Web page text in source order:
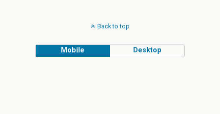
Back to top
Mobile Desktop